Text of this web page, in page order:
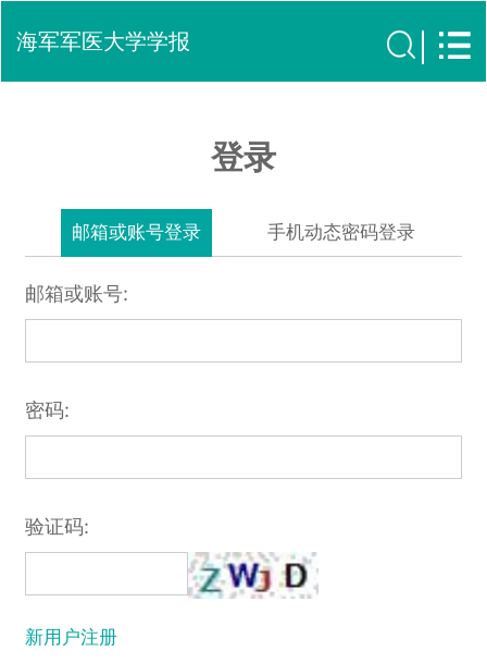
海军军医大学学报
登录
邮箱或账号登录 手机动态密码登录
邮箱或账号:
密码:
验证码:
新用户注册